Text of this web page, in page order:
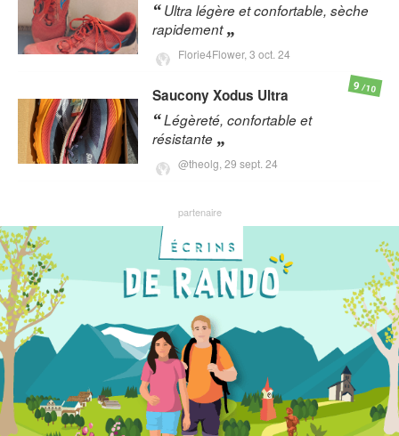
Ultra légère et confortable, sèche
rapidement
Florie4Flower, 3 oct. 24
SauconyXodus Ultra
Légèreté, confortable et
résistante
@theolg, 29 sept. 24
9/10